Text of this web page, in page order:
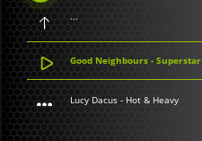
...
Good Neighbours - Superstar
Lucy Dacus - Hot & Heavy